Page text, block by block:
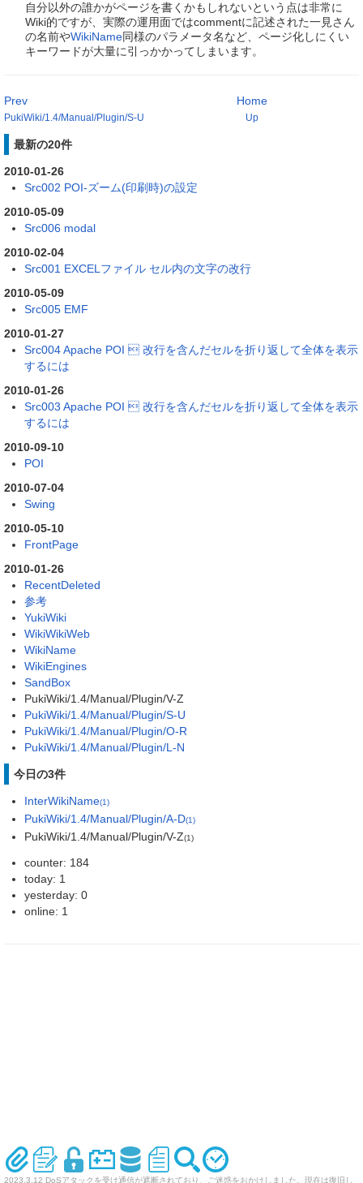
自分以外の誰かがページを書くかもしれないという点は非常に
Wiki的ですが、実際の運用面ではcommentに記述された一見さん
の名前やWikiName同様のパラメータ名など、ページ化しにくい
キーワードが大量に引っかかってしまいます。
Prev
PukiWiki/1.4/Manual/Plugin/S-U
Home
Up
最新の20件
2010-01-26
Src002 POI-ズーム(印刷時)の設定
2010-05-09
Src006 modal
2010-02-04
Src001 EXCELファイル セル内の文字の改行
2010-05-09
Src005 EMF
2010-01-27
Src004 Apache POI  改行を含んだセルを折り返して全体を表示
するには
2010-01-26
Src003 Apache POI  改行を含んだセルを折り返して全体を表示
するには
2010-09-10
POI
2010-07-04
Swing
2010-05-10
FrontPage
2010-01-26
RecentDeleted
参考
YukiWiki
WikiWikiWeb
WikiName
WikiEngines
SandBox
PukiWiki/1.4/Manual/Plugin/V-Z
PukiWiki/1.4/Manual/Plugin/S-U
PukiWiki/1.4/Manual/Plugin/O-R
PukiWiki/1.4/Manual/Plugin/L-N
今日の3件
InterWikiName(1)
PukiWiki/1.4/Manual/Plugin/A-D(1)
PukiWiki/1.4/Manual/Plugin/V-Z(1)
counter: 184
today: 1
yesterday: 0
online: 1
2023.3.12 DoSアタックを受け通信が遮断されており、ご迷惑をおかけしました。現在は復旧し